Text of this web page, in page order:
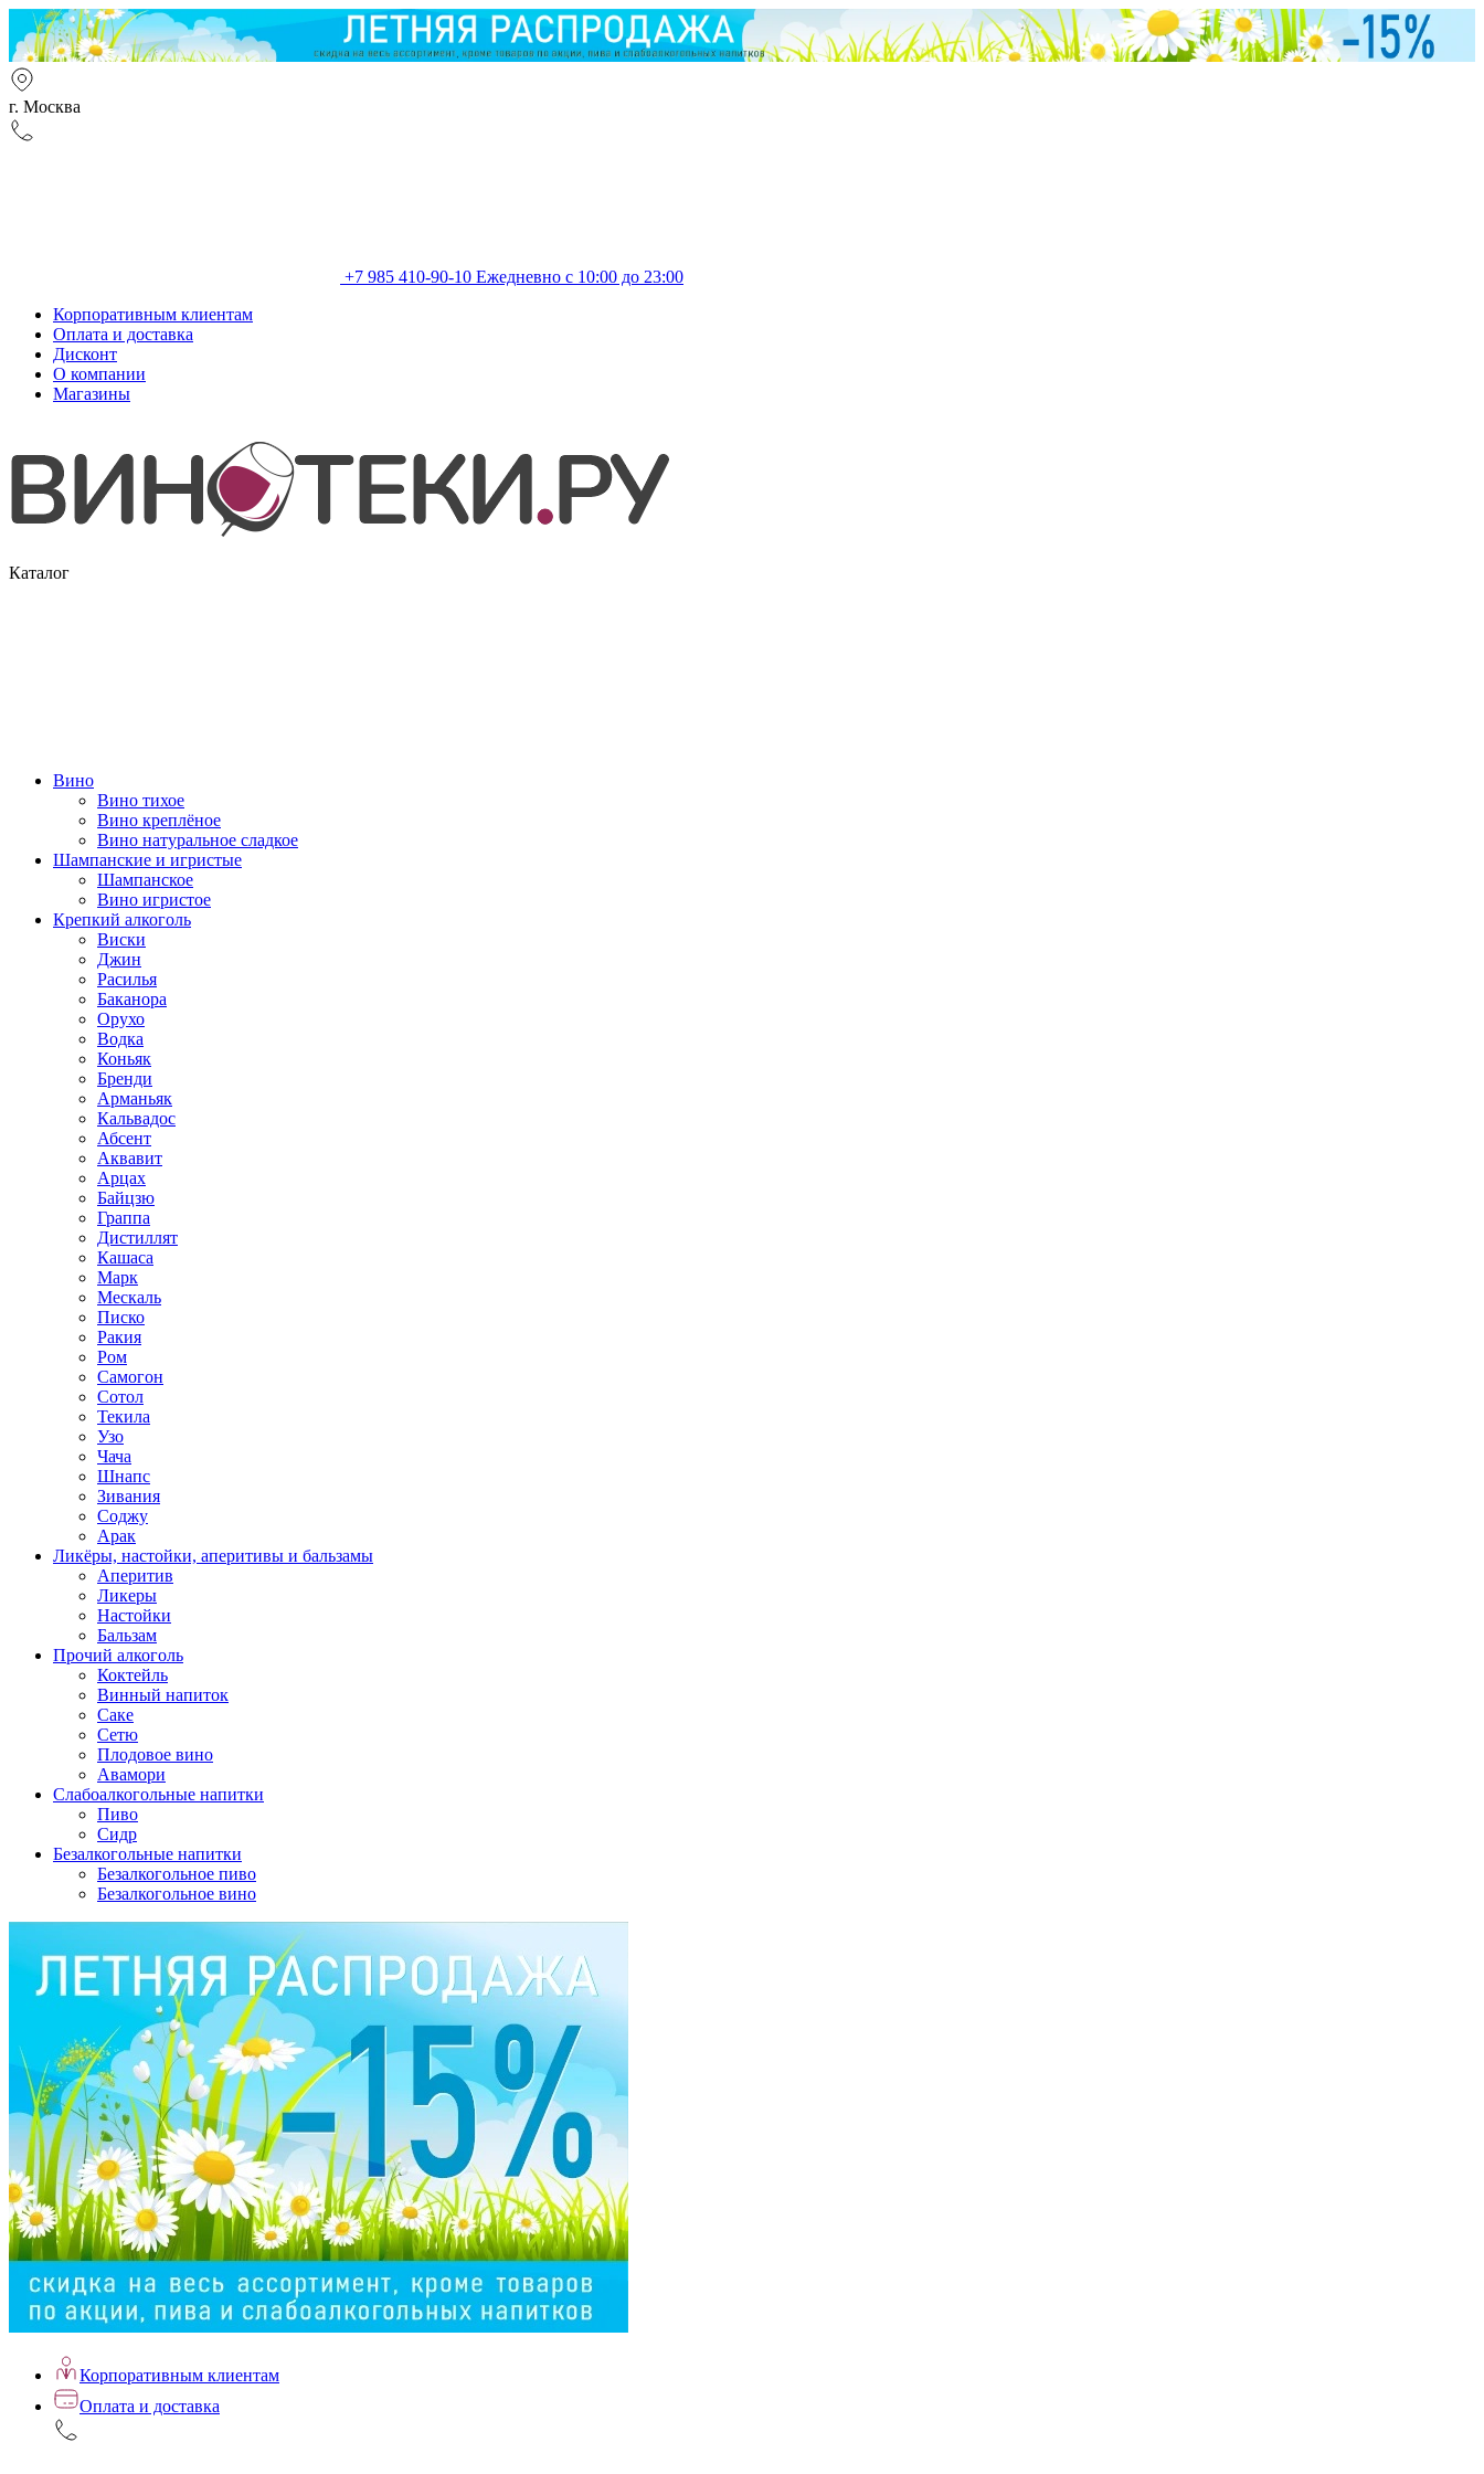
г. Москва
+7 985 410-90-10 Ежедневно с 10:00 до 23:00
Корпоративным клиентам
Оплата и доставка
Дисконт
О компании
Магазины
Каталог
Вино
Вино тихое
Вино креплёное
Вино натуральное сладкое
Шампанские и игристые
Шампанское
Вино игристое
Крепкий алкоголь
Виски
Джин
Расилья
Баканора
Орухо
Водка
Коньяк
Бренди
Арманьяк
Кальвадос
Абсент
Аквавит
Арцах
Байцзю
Граппа
Дистиллят
Кашаса
Марк
Мескаль
Писко
Ракия
Ром
Самогон
Сотол
Текила
Узо
Чача
Шнапс
Зивания
Соджу
Арак
Ликёры, настойки, аперитивы и бальзамы
Аперитив
Ликеры
Настойки
Бальзам
Прочий алкоголь
Коктейль
Винный напиток
Саке
Сетю
Плодовое вино
Авамори
Слабоалкогольные напитки
Пиво
Сидр
Безалкогольные напитки
Безалкогольное пиво
Безалкогольное вино
Корпоративным клиентам
Оплата и доставка